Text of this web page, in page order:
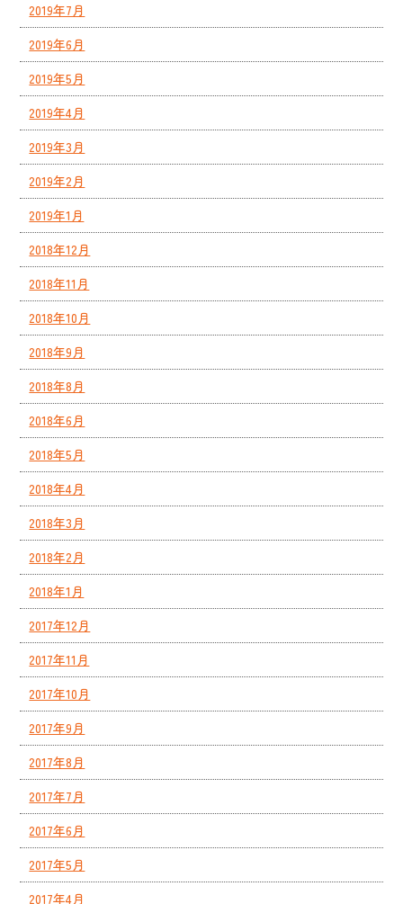
2019年7月
2019年6月
2019年5月
2019年4月
2019年3月
2019年2月
2019年1月
2018年12月
2018年11月
2018年10月
2018年9月
2018年8月
2018年6月
2018年5月
2018年4月
2018年3月
2018年2月
2018年1月
2017年12月
2017年11月
2017年10月
2017年9月
2017年8月
2017年7月
2017年6月
2017年5月
2017年4月